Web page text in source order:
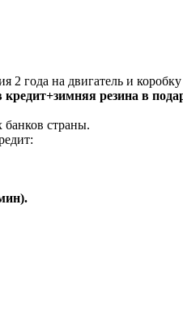
2 года на двигатель и
резина в
страны.